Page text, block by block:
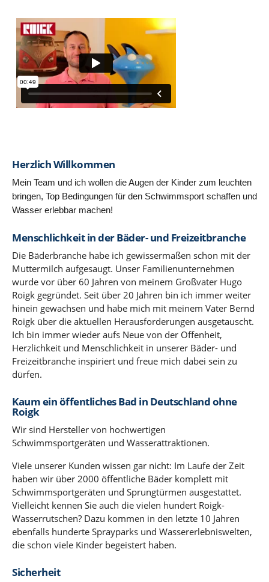
Herzlich Willkommen
Mein Team und ich wollen die Augen der Kinder zum leuchten
bringen, Top Bedingungen für den Schwimmsport schaffen und
Wasser erlebbar machen!
Menschlichkeit in der Bäder- und Freizeitbranche
Die Bäderbranche habe ich gewissermaßen schon mit der
Muttermilch aufgesaugt. Unser Familienunternehmen
wurde vor über 60 Jahren von meinem Großvater Hugo
Roigk gegründet. Seit über 20 Jahren bin ich immer weiter
hinein gewachsen und habe mich mit meinem Vater Bernd
Roigk über die aktuellen Herausforderungen ausgetauscht.
Ich bin immer wieder aufs Neue von der Offenheit,
Herzlichkeit und Menschlichkeit in unserer Bäder- und
Freizeitbranche inspiriert und freue mich dabei sein zu
dürfen.
Kaum ein öffentliches Bad in Deutschland ohne
Roigk
Wir sind Hersteller von hochwertigen
Schwimmsportgeräten und Wasserattraktionen.
Viele unserer Kunden wissen gar nicht: Im Laufe der Zeit
haben wir über 2000 öffentliche Bäder komplett mit
Schwimmsportgeräten und Sprungtürmen ausgestattet.
Vielleicht kennen Sie auch die vielen hundert Roigk-
Wasserrutschen? Dazu kommen in den letzte 10 Jahren
ebenfalls hunderte Sprayparks und Wassererlebniswelten,
die schon viele Kinder begeistert haben.
Sicherheit